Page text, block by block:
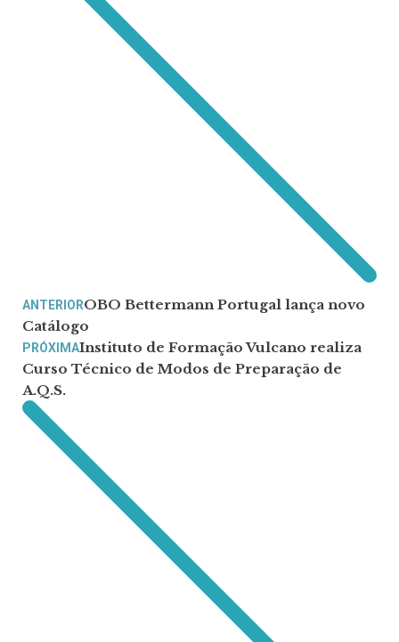
ANTERIOROBO Bettermann Portugal lança novo
Catálogo
PRÓXIMAInstituto de Formação Vulcano realiza
Curso Técnico de Modos de Preparação de
A.Q.S.